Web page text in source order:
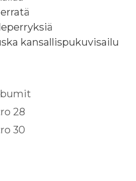
kansallispukuvisailu
28
30